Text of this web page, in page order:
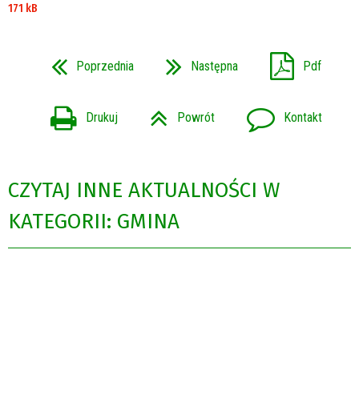
171 kB
Poprzednia Następna Pdf
Drukuj Powrót Kontakt
CZYTAJ INNE AKTUALNOŚCI W
KATEGORII: GMINA